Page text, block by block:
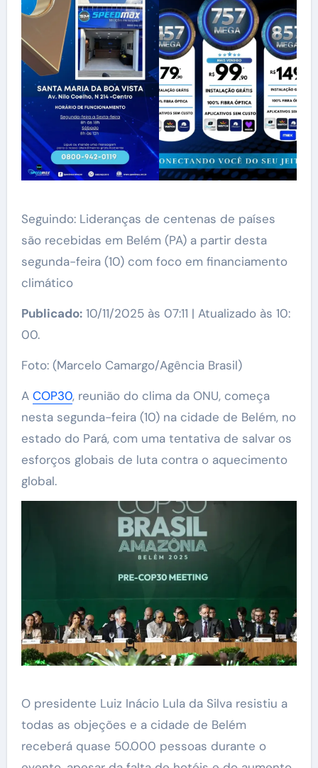
Seguindo: Lideranças de centenas de países
são recebidas em Belém (PA) a partir desta
segunda-feira (10) com foco em financiamento
climático
Publicado:10/11/2025 às 07:11 | Atualizado às 10:
00.
Foto: (Marcelo Camargo/Agência Brasil)
A COP30, reunião do clima da ONU, começa
nesta segunda-feira (10) na cidade de Belém, no
estado do Pará, com uma tentativa de salvar os
esforços globais de luta contra o aquecimento
global.
O presidente Luiz Inácio Lula da Silva resistiu a
todas as objeções e a cidade de Belém
receberá quase 50.000 pessoas durante o